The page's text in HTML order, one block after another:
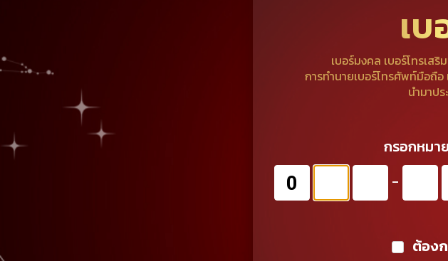
เ
เบอร์มงคล เบอร์โทรเส
การทำนายเบอร์โทรศัพท์มือถือ
นำมาป
กรอกหมา
-
ต้อง